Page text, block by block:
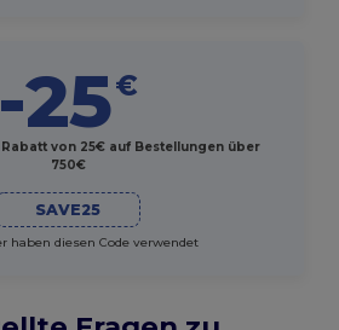
-25€
Rabatt von 25€ auf Bestellungen über
750€
SAVE25
haben diesen Code verwendet